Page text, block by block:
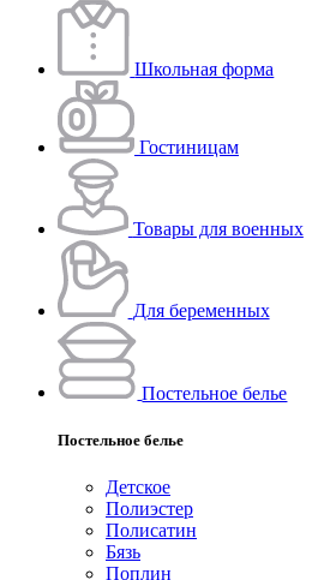
Школьная форма
Гостиницам
Товары для военных
Для беременных
Постельное белье
Постельное белье
Детское
Полиэстeр
Полисатин
Бязь
Поплин